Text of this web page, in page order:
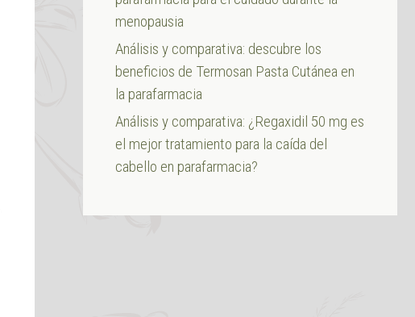
menopausia
Análisis y comparativa: descubre los
beneficios de Termosan Pasta Cutánea en
la parafarmacia
Análisis y comparativa: ¿Regaxidil 50 mg es
el mejor tratamiento para la caída del
cabello en parafarmacia?